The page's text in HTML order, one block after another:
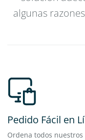
algunas
Pedido Fácil en
Ordena todos nuestros